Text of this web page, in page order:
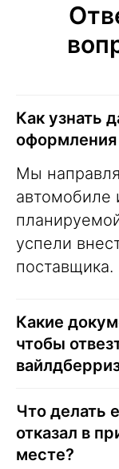
Как узнать
оформления
Мы
автомобиле
успели
поставщика.
Какие
чтобы
Что делать
отказал в
месте?